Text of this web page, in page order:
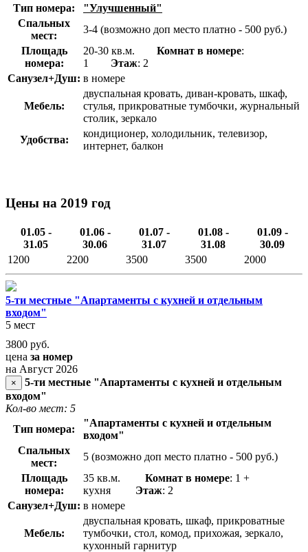
Тип номера:
"Улучшенный"
Спальных
мест:
3-4 (возможно доп место платно - 500 руб.)
Площадь
номера:
20-30 кв.м. Комнат в номере:
1 Этаж: 2
Санузел+Душ: в номере
Мебель:
двуспальная кровать, диван-кровать, шкаф,
стулья, прикроватные тумбочки, журнальный
столик, зеркало
Удобства:
кондиционер, холодильник, телевизор,
интернет, балкон
Цены на 2019 год
01.05 -
31.05
01.06 -
30.06
01.07 -
31.07
01.08 -
31.08
01.09 -
30.09
1200
2200 3500 3500 2000
5-ти местные "Апартаменты с кухней и отдельным
входом"
5 мест
3800 руб.
цена за номер
на Август 2026
×
5-ти местные "Апартаменты с кухней и отдельным
входом"
Кол-во мест: 5
Тип номера:
"Апартаменты с кухней и отдельным
входом"
Спальных
мест:
5 (возможно доп место платно - 500 руб.)
Площадь
номера:
35 кв.м. Комнат в номере: 1 +
кухня Этаж: 2
Санузел+Душ: в номере
Мебель:
двуспальная кровать, шкаф, прикроватные
тумбочки, стол, комод, прихожая, зеркало,
кухонный гарнитур